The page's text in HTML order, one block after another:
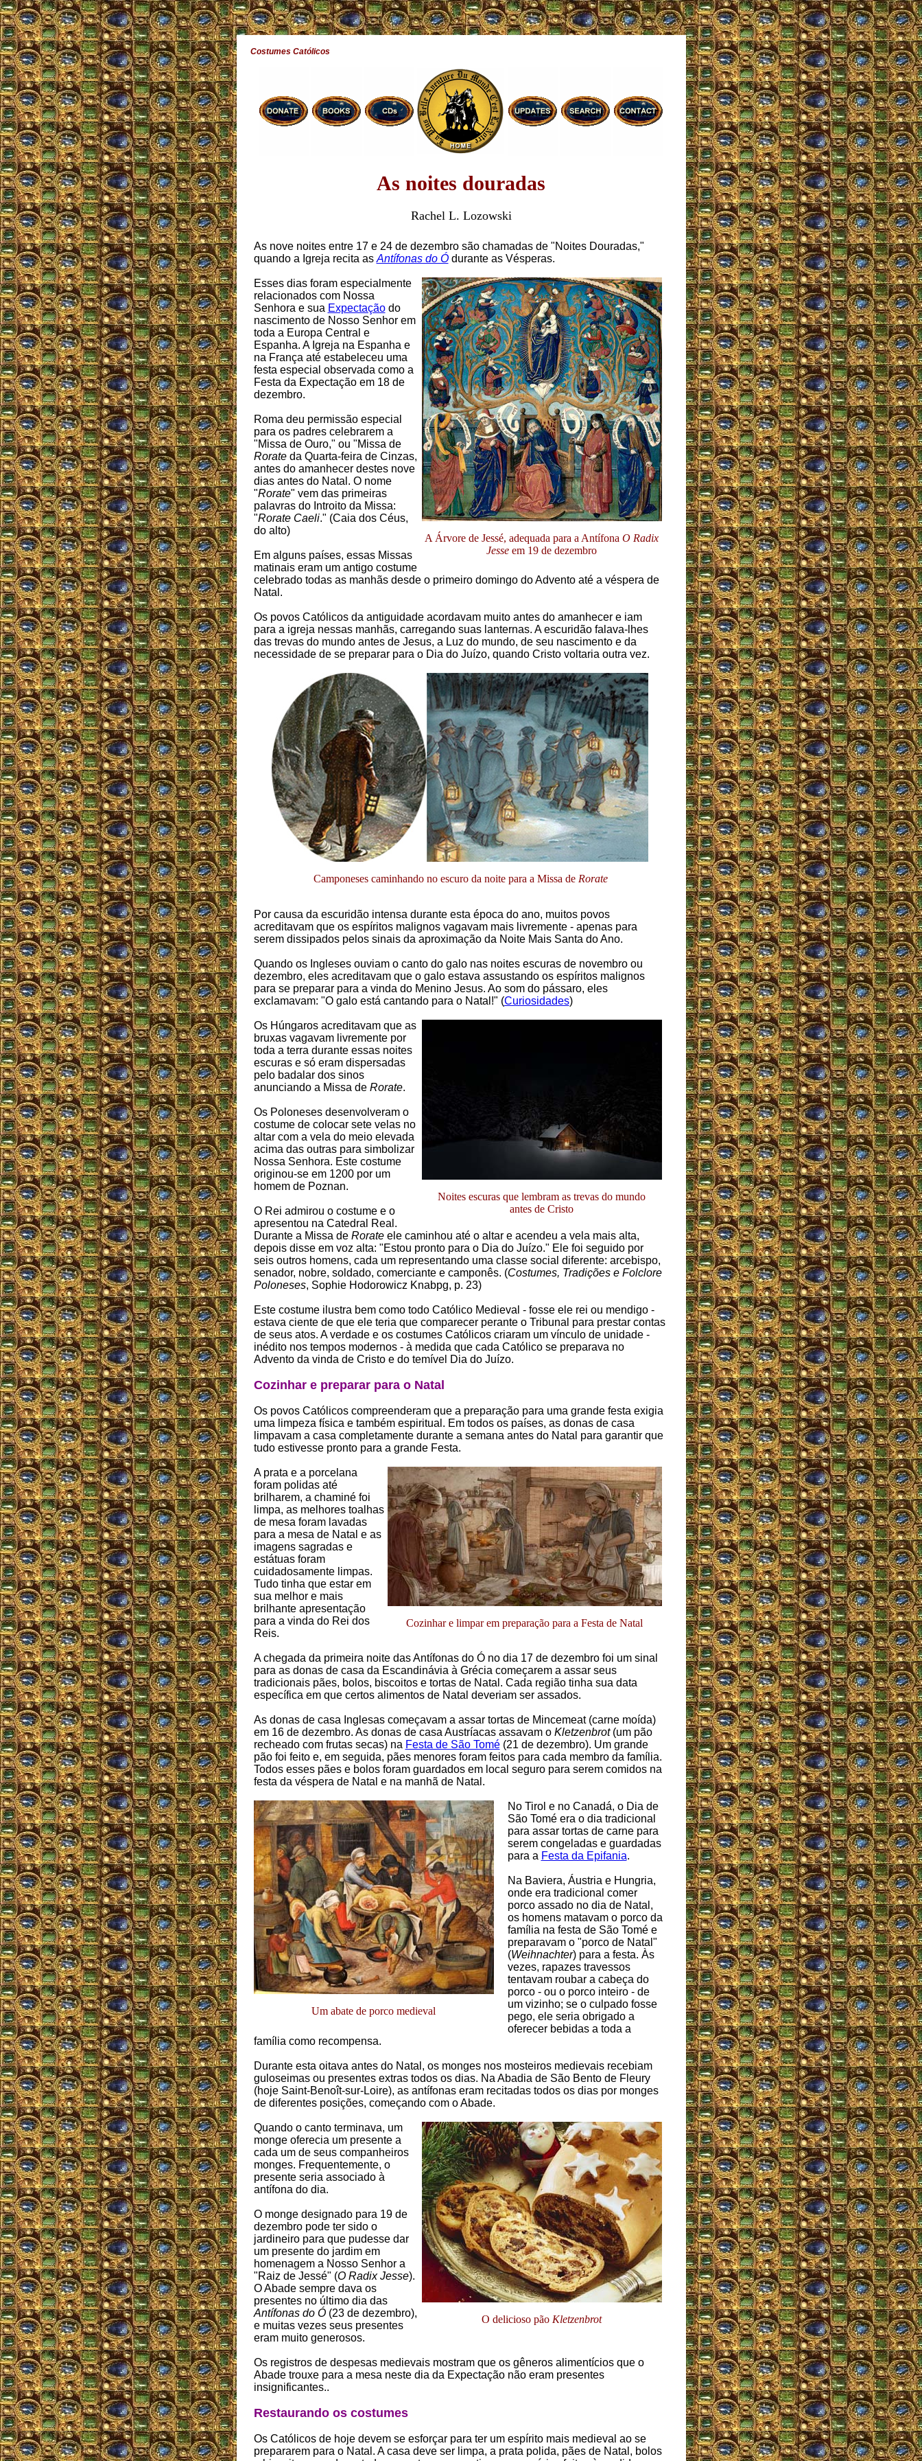
Costumes Católicos
As noites douradas
Rachel L. Lozowski
As nove noites entre 17 e 24 de dezembro são chamadas de "Noites Douradas,"
quando a Igreja recita as Antífonas do Ó durante as Vésperas.
A Árvore de Jessé, adequada para a Antífona O Radix
Jesse em 19 de dezembro
Esses dias foram especialmente
relacionados com Nossa
Senhora e sua Expectaçãodo
nascimento de Nosso Senhor em
toda a Europa Central e
Espanha. A Igreja na Espanha e
na França até estabeleceu uma
festa especial observada como a
Festa da Expectação em 18 de
dezembro.
Roma deu permissão especial
para os padres celebrarem a
"Missa de Ouro," ou "Missa de
Rorateda Quarta-feira de Cinzas,
antes do amanhecer destes nove
dias antes do Natal. O nome
"Rorate" vem das primeiras
palavras do Introito da Missa:
"Rorate Caeli." (Caia dos Céus,
do alto)
Em alguns países, essas Missas
matinais eram um antigo costume
celebrado todas as manhãs desde o primeiro domingo do Advento até a véspera de
Natal.
Os povos Católicos da antiguidade acordavam muito antes do amanhecer e iam
para a igreja nessas manhãs, carregando suas lanternas. A escuridão falava-lhes
das trevas do mundo antes de Jesus, a Luz do mundo, de seu nascimento e da
necessidade de se preparar para o Dia do Juízo, quando Cristo voltaria outra vez.
Camponeses caminhando no escuro da noite para a Missa de Rorate
Por causa da escuridão intensa durante esta época do ano, muitos povos
acreditavam que os espíritos malignos vagavam mais livremente - apenas para
serem dissipados pelos sinais da aproximação da Noite Mais Santa do Ano.
Quando os Ingleses ouviam o canto do galo nas noites escuras de novembro ou
dezembro, eles acreditavam que o galo estava assustando os espíritos malignos
para se preparar para a vinda do Menino Jesus. Ao som do pássaro, eles
exclamavam: "O galo está cantando para o Natal!" (Curiosidades)
Noites escuras que lembram as trevas do mundo
antes de Cristo
Os Húngaros acreditavam que as
bruxas vagavam livremente por
toda a terra durante essas noites
escuras e só eram dispersadas
pelo badalar dos sinos
anunciando a Missa de Rorate.
Os Poloneses desenvolveram o
costume de colocar sete velas no
altar com a vela do meio elevada
acima das outras para simbolizar
Nossa Senhora. Este costume
originou-se em 1200 por um
homem de Poznan.
O Rei admirou o costume e o
apresentou na Catedral Real.
Durante a Missa de Rorateele caminhou até o altar e acendeu a vela mais alta,
depois disse em voz alta: "Estou pronto para o Dia do Juízo." Ele foi seguido por
seis outros homens, cada um representando uma classe social diferente: arcebispo,
senador, nobre, soldado, comerciante e camponês. (Costumes, Tradições e Folclore
Poloneses, Sophie Hodorowicz Knabpg, p. 23)
Este costume ilustra bem como todo Católico Medieval - fosse ele rei ou mendigo -
estava ciente de que ele teria que comparecer perante o Tribunal para prestar contas
de seus atos. A verdade e os costumes Católicos criaram um vínculo de unidade -
inédito nos tempos modernos - à medida que cada Católico se preparava no
Advento da vinda de Cristo e do temível Dia do Juízo.
Cozinhar e preparar para o Natal
Os povos Católicos compreenderam que a preparação para uma grande festa exigia
uma limpeza física e também espiritual. Em todos os países, as donas de casa
limpavam a casa completamente durante a semana antes do Natal para garantir que
tudo estivesse pronto para a grande Festa.
Cozinhar e limpar em preparação para a Festa de Natal
A prata e a porcelana
foram polidas até
brilharem, a chaminé foi
limpa, as melhores toalhas
de mesa foram lavadas
para a mesa de Natal e as
imagens sagradas e
estátuas foram
cuidadosamente limpas.
Tudo tinha que estar em
sua melhor e mais
brilhante apresentação
para a vinda do Rei dos
Reis.
A chegada da primeira noite das Antífonas do Ó no dia 17 de dezembro foi um sinal
para as donas de casa da Escandinávia à Grécia começarem a assar seus
tradicionais pães, bolos, biscoitos e tortas de Natal. Cada região tinha sua data
específica em que certos alimentos de Natal deveriam ser assados.
As donas de casa Inglesas começavam a assar tortas de Mincemeat (carne moída)
em 16 de dezembro. As donas de casa Austríacas assavam o Kletzenbrot(um pão
recheado com frutas secas) na Festa de São Tomé(21 de dezembro). Um grande
pão foi feito e, em seguida, pães menores foram feitos para cada membro da família.
Todos esses pães e bolos foram guardados em local seguro para serem comidos na
festa da véspera de Natal e na manhã de Natal.
Um abate de porco medieval
No Tirol e no Canadá, o Dia de
São Tomé era o dia tradicional
para assar tortas de carne para
serem congeladas e guardadas
para a Festa da Epifania.
Na Baviera, Áustria e Hungria,
onde era tradicional comer
porco assado no dia de Natal,
os homens matavam o porco da
família na festa de São Tomé e
preparavam o "porco de Natal"
(Weihnachter) para a festa. Às
vezes, rapazes travessos
tentavam roubar a cabeça do
porco - ou o porco inteiro - de
um vizinho; se o culpado fosse
pego, ele seria obrigado a
oferecer bebidas a toda a
família como recompensa.
Durante esta oitava antes do Natal, os monges nos mosteiros medievais recebiam
guloseimas ou presentes extras todos os dias. Na Abadia de São Bento de Fleury
(hoje Saint-Benoît-sur-Loire), as antífonas eram recitadas todos os dias por monges
de diferentes posições, começando com o Abade.
O delicioso pão Kletzenbrot
Quando o canto terminava, um
monge oferecia um presente a
cada um de seus companheiros
monges. Frequentemente, o
presente seria associado à
antífona do dia.
O monge designado para 19 de
dezembro pode ter sido o
jardineiro para que pudesse dar
um presente do jardim em
homenagem a Nosso Senhor a
"Raiz de Jessé" (O Radix Jesse).
O Abade sempre dava os
presentes no último dia das
Antífonas do Ó(23 de dezembro),
e muitas vezes seus presentes
eram muito generosos.
Os registros de despesas medievais mostram que os gêneros alimentícios que o
Abade trouxe para a mesa neste dia da Expectação não eram presentes
insignificantes..
Restaurando os costumes
Os Católicos de hoje devem se esforçar para ter um espírito mais medieval ao se
prepararem para o Natal. A casa deve ser limpa, a prata polida, pães de Natal, bolos